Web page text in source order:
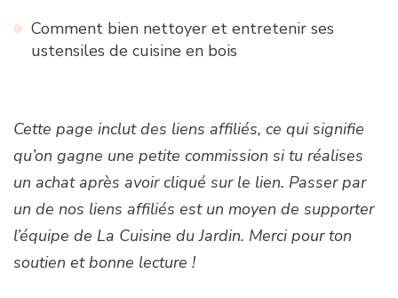
Comment bien nettoyer et entretenir ses
ustensiles de cuisine en bois
Cette page inclut des liens affiliés, ce qui signifie
qu’on gagne une petite commission si tu réalises
un achat après avoir cliqué sur le lien. Passer par
un de nos liens affiliés est un moyen de supporter
l’équipe de La Cuisine du Jardin. Merci pour ton
soutien et bonne lecture !